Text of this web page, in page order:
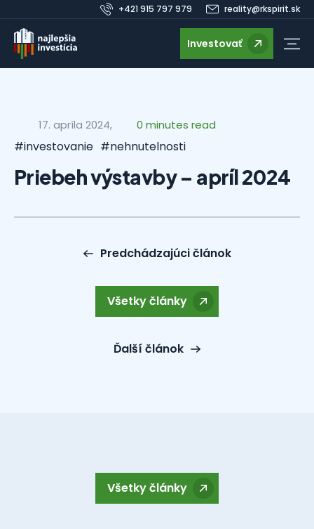
+421 915 797 979 reality@rkspirit.sk
Investovať
17. apríla 2024, 0 minutes read
#investovanie #nehnutelnosti
Priebeh výstavby – apríl 2024
Predchádzajúci článok
Všetky články
Ďalší článok
Všetky články